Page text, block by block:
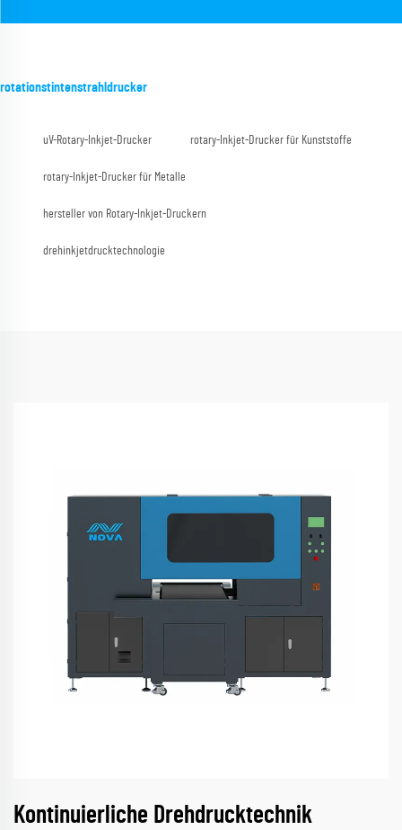
rotationstintenstrahldrucker
uV-Rotary-Inkjet-Drucker rotary-Inkjet-Drucker für Kunststoffe
rotary-Inkjet-Drucker für Metalle
hersteller von Rotary-Inkjet-Druckern
drehinkjetdrucktechnologie
Kontinuierliche Drehdrucktechnik